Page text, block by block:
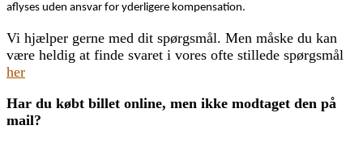
aflyses uden ansvar for yderligere kompensation.
Vi hjælper gerne med dit spørgsmål. Men måske du kan
være heldig at finde svaret i vores ofte stillede spørgsmål
her
Har du købt billet online, men ikke modtaget den på
mail?